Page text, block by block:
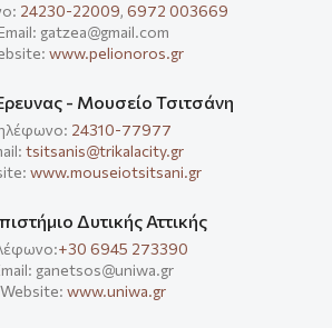
24230-22009, 6972 003669
gatzea@gmail.com
www.pelionoros.gr
- Μουσείο Τσιτσάνη
24310-77977
tsitsanis@trikalacity.gr
www.mouseiotsitsani.gr
Δυτικής Αττικής
+30 6945 273390
ganetsos@uniwa.gr
Website: www.uniwa.gr